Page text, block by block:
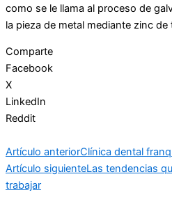
como se le llama al proceso de
la pieza de metal mediante zinc de
Comparte
Facebook
X
LinkedIn
Reddit
Artículo anteriorClínica dental
Artículo siguienteLas tendencias
trabajar